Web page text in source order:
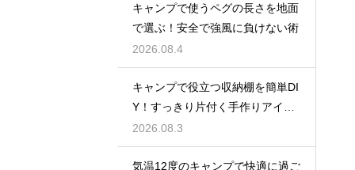
キャンプで使うペグの長さを地面
で選ぶ！安全で強風に負けない術
2026.08.4
キャンプで役立つ収納棚を簡単DI
Y！すっきり片付く手作りアイデ
ア
2026.08.3
気温12度のキャンプで快適に過ご